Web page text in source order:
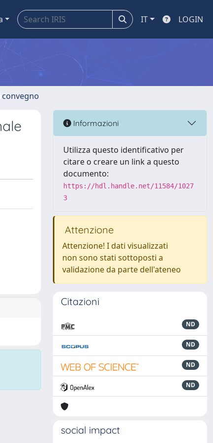
IT LOGIN
Informazioni
Utilizza questo identificativo per
citare o creare un link a questo
documento:
https://hdl.handle.net/11584/1027
3
Attenzione
Attenzione! I dati visualizzati
non sono stati sottoposti a
validazione da parte dell'ateneo
Citazioni
ND
ND
ND
ND
social impact